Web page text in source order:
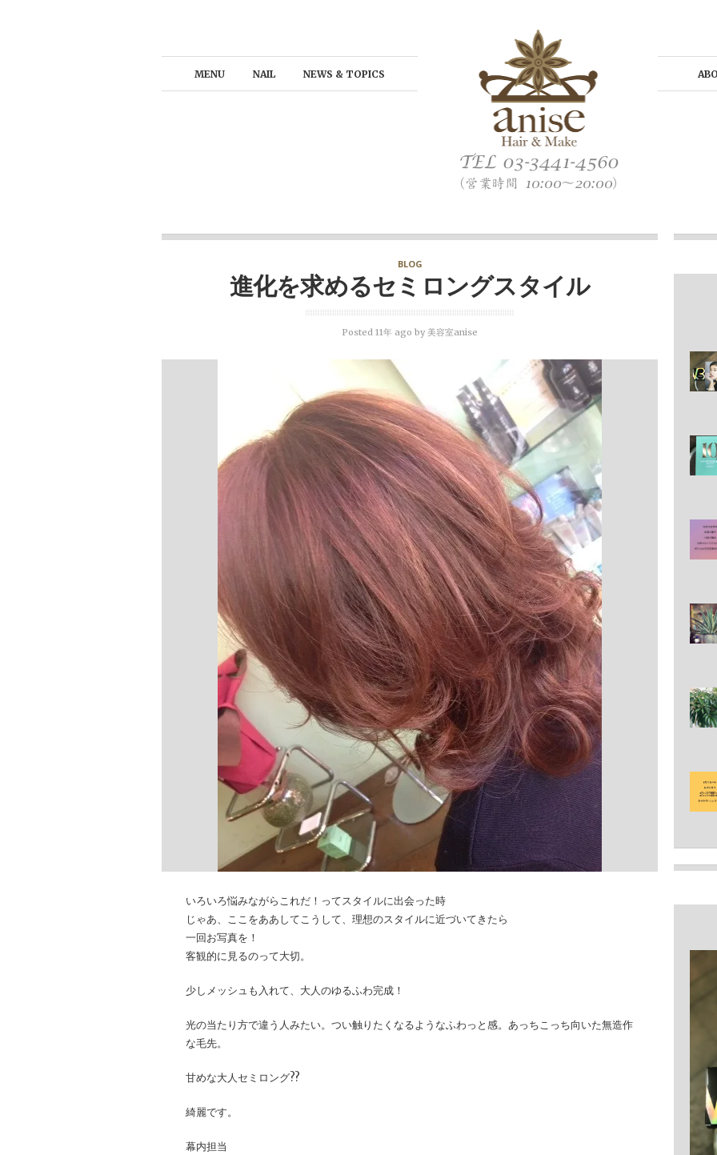
MENU NAIL NEWS & TOPICS
BLOG
進化を求めるセミロングスタイル
Posted 11年 ago by 美容室anise
いろいろ悩みながらこれだ！ってスタイルに出会った時
じゃあ、ここをああしてこうして、理想のスタイルに近づいてきたら
一回お写真を！
客観的に見るのって大切。
少しメッシュも入れて、大人のゆるふわ完成！
光の当たり方で違う人みたい。つい触りたくなるようなふわっと感。あっちこっち向いた無造作
な毛先。
甘めな大人セミロング??
綺麗です。
幕内担当